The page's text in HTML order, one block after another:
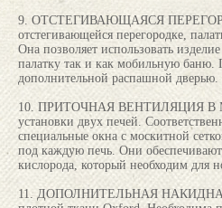
9. ОТСТЕГИВАЮЩАЯСЯ
отстегивающейся перегородке,
Она позволяет использовать
палатку так и как мобильную баню.
дополнительной распашной дверью.
10. ПРИТОЧНАЯ ВЕНТИЛЯЦИЯ В
установки двух печей.
специальные окна с москитной
под каждую печь. Они
кислорода, который необходим для
11. ДОПОЛНИТЕЛЬНАЯ